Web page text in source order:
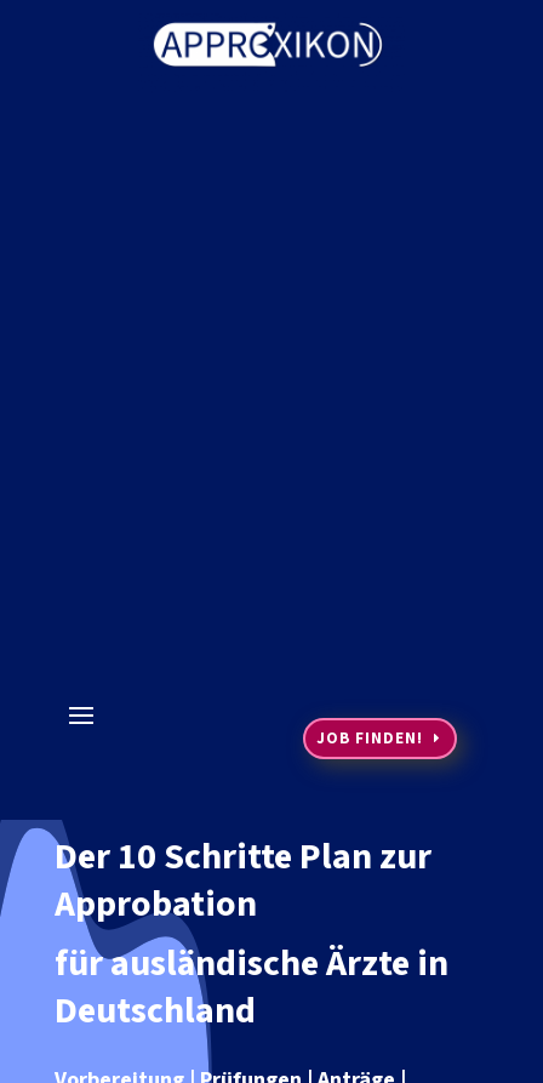
JOB FINDEN!
Der 10 Schritte Plan zur
Approbation
für ausländische Ärzte in
Deutschland